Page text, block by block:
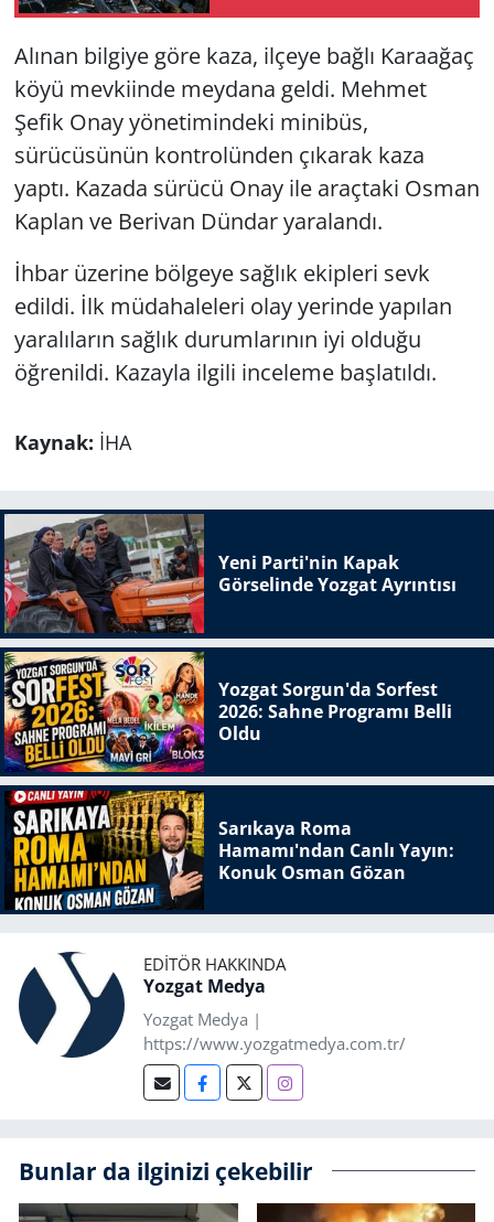
Alınan bilgiye göre kaza, ilçeye bağlı Karaağaç
köyü mevkiinde meydana geldi. Mehmet
Şefik Onay yönetimindeki minibüs,
sürücüsünün kontrolünden çıkarak kaza
yaptı. Kazada sürücü Onay ile araçtaki Osman
Kaplan ve Berivan Dündar yaralandı.
İhbar üzerine bölgeye sağlık ekipleri sevk
edildi. İlk müdahaleleri olay yerinde yapılan
yaralıların sağlık durumlarının iyi olduğu
öğrenildi. Kazayla ilgili inceleme başlatıldı.
Kaynak: İHA
Yeni Parti'nin Kapak
Görselinde Yozgat Ayrıntısı
Yozgat Sorgun'da Sorfest
2026: Sahne Programı Belli
Oldu
Sarıkaya Roma
Hamamı'ndan Canlı Yayın:
Konuk Osman Gözan
EDITÖR HAKKINDA
Yozgat Medya
Yozgat Medya |
https://www.yozgatmedya.com.tr/
Bunlar da ilginizi çekebilir